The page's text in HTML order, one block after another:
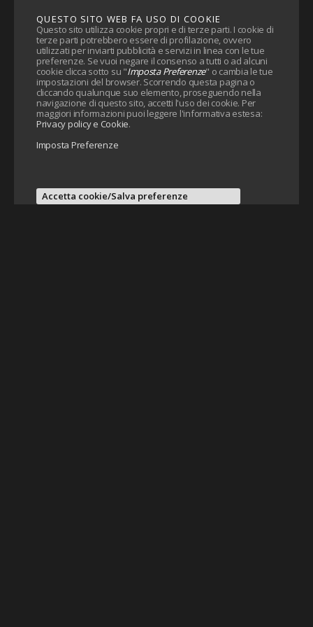
QUESTO SITO WEB FA USO DI COOKIE
Questo sito utilizza cookie propri e di terze parti. I cookie di
terze parti potrebbero essere di profilazione, ovvero
utilizzati per inviarti pubblicità e servizi in linea con le tue
preferenze. Se vuoi negare il consenso a tutti o ad alcuni
cookie clicca sotto su "Imposta Preferenze" o cambia le tue
impostazioni del browser. Scorrendo questa pagina o
cliccando qualunque suo elemento, proseguendo nella
navigazione di questo sito, accetti l'uso dei cookie. Per
maggiori informazioni puoi leggere l'informativa estesa:
Privacy policy e Cookie.
Imposta Preferenze
Accetta cookie/Salva preferenze